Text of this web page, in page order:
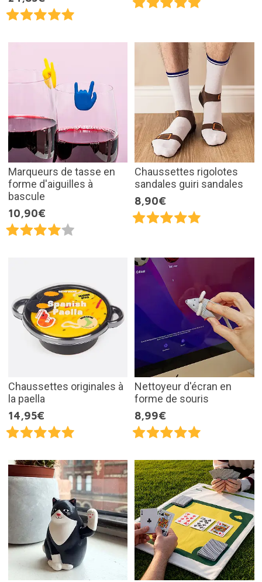
Marqueurs de tasse en
forme d'aiguilles à
bascule
10,90€
Chaussettes rigolotes
sandales guiri sandales
8,90€
Chaussettes originales à
la paella
14,95€
Nettoyeur d'écran en
forme de souris
8,99€